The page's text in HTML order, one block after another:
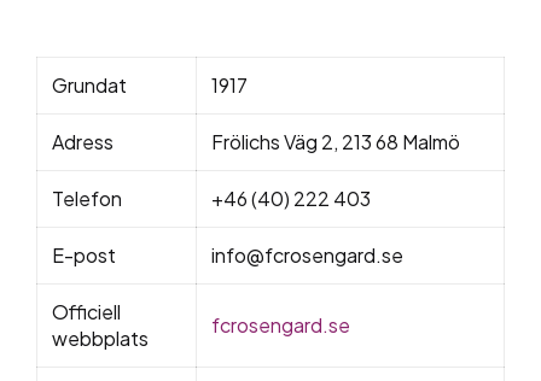
Grundat 1917
Adress Frölichs Väg 2, 213 68 Malmö
Telefon +46 (40) 222 403
E-post info@fcrosengard.se
Officiell
webbplats
fcrosengard.se